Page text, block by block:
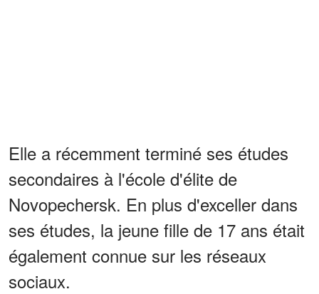
Elle a récemment terminé ses études
secondaires à l'école d'élite de
Novopechersk. En plus d'exceller dans
ses études, la jeune fille de 17 ans était
également connue sur les réseaux
sociaux.